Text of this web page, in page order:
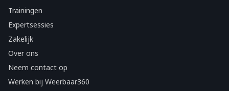
Trainingen
Expertsessies
Zakelijk
Over ons
Neem contact op
Werken bij Weerbaar360